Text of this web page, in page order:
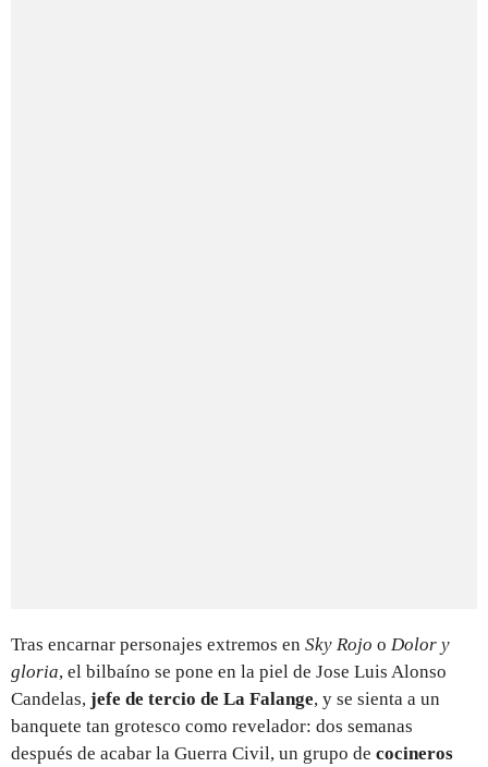
Tras encarnar personajes extremos en Sky Rojo o Dolor y
gloria, el bilbaíno se pone en la piel de Jose Luis Alonso
Candelas, jefe de tercio de La Falange, y se sienta a un
banquete tan grotesco como revelador: dos semanas
después de acabar la Guerra Civil, un grupo de cocineros